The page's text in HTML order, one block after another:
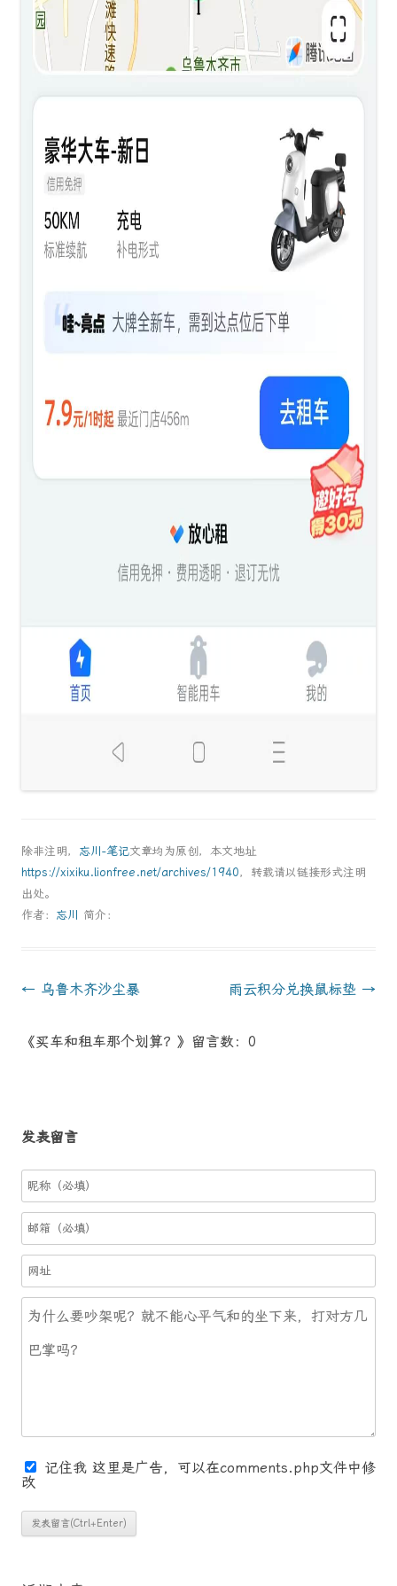
除非注明， 忘川-笔记文章均为原创，本文地址
https://xixiku.lionfree.net/archives/1940，转载请以链接形式注明
出处。
作者： 忘川 简介：
文
導
← 乌鲁木齐沙尘暴 雨云积分兑换鼠标垫 →
《买车和租车那个划算？》留言数：0
发表留言
记住我 这里是广告，可以在comments.php文件中修
改